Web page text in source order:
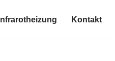
Infrarotheizung Kontakt